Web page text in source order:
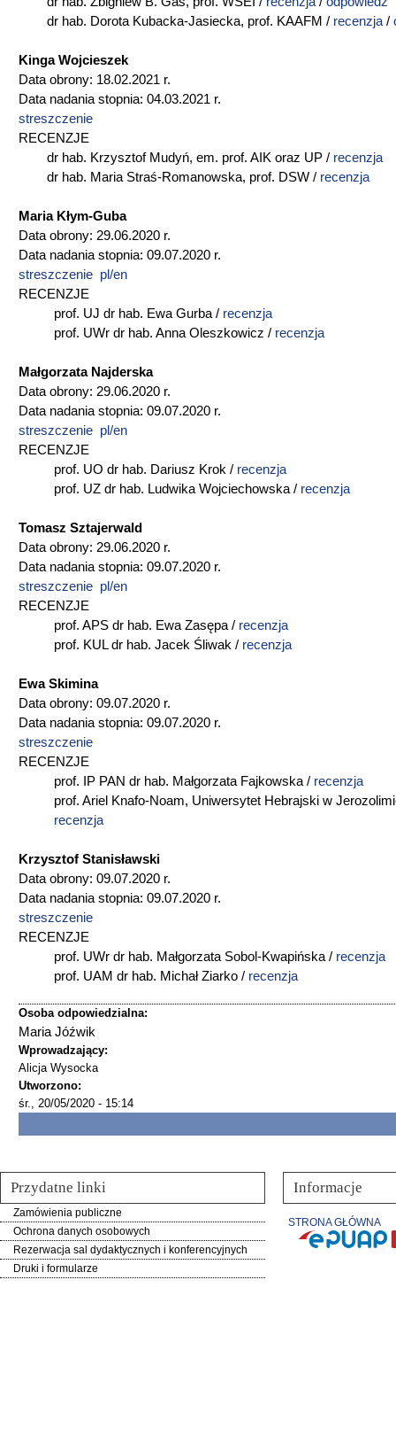
dr hab. Dorota Kubacka-Jasiecka, prof. KAAFM / recenzja /
Kinga Wojcieszek
Data obrony: 18.02.2021 r.
Data nadania stopnia: 04.03.2021 r.
streszczenie
RECENZJE
dr hab. Krzysztof Mudyń, em. prof. AIK oraz UP / recenzja
dr hab. Maria Straś-Romanowska, prof. DSW / recenzja
Maria Kłym-Guba
Data obrony: 29.06.2020 r.
Data nadania stopnia: 09.07.2020 r.
streszczenie pl/en
RECENZJE
prof. UJ dr hab. Ewa Gurba / recenzja
prof. UWr dr hab. Anna Oleszkowicz / recenzja
Małgorzata Najderska
Data obrony: 29.06.2020 r.
Data nadania stopnia: 09.07.2020 r.
streszczenie pl/en
RECENZJE
prof. UO dr hab. Dariusz Krok / recenzja
prof. UZ dr hab. Ludwika Wojciechowska / recenzja
Tomasz Sztajerwald
Data obrony: 29.06.2020 r.
Data nadania stopnia: 09.07.2020 r.
streszczenie pl/en
RECENZJE
prof. APS dr hab. Ewa Zasępa / recenzja
prof. KUL dr hab. Jacek Śliwak / recenzja
Ewa Skimina
Data obrony: 09.07.2020 r.
Data nadania stopnia: 09.07.2020 r.
streszczenie
RECENZJE
prof. IP PAN dr hab. Małgorzata Fajkowska / recenzja
prof. Ariel Knafo-Noam, Uniwersytet Hebrajski w
recenzja
Krzysztof Stanisławski
Data obrony: 09.07.2020 r.
Data nadania stopnia: 09.07.2020 r.
streszczenie
RECENZJE
prof. UWr dr hab. Małgorzata Sobol-Kwapińska / recenzja
prof. UAM dr hab. Michał Ziarko / recenzja
Osoba odpowiedzialna:
Maria Jóźwik
Wprowadzający:
Alicja Wysocka
Utworzono:
śr., 20/05/2020 - 15:14
Przydatne linki
Zamówienia publiczne
Ochrona danych osobowych
Rezerwacja sal dydaktycznych i konferencyjnych
Druki i formularze
Informacje
STRONA GŁÓWNA